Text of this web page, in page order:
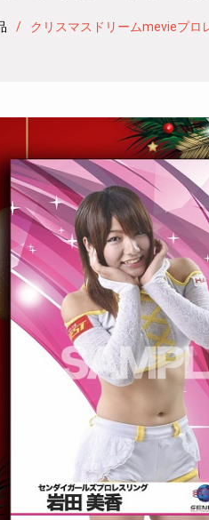
クリスマスドリームmevieプロ